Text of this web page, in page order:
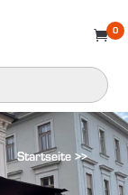
 0
Startseite >>